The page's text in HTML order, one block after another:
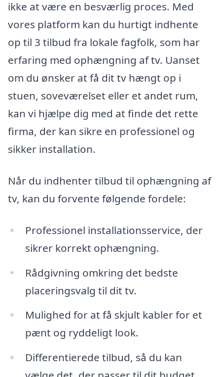
ikke at være en besværlig proces. Med
vores platform kan du hurtigt indhente
op til 3 tilbud fra lokale fagfolk, som har
erfaring med ophængning af tv. Uanset
om du ønsker at få dit tv hængt op i
stuen, soveværelset eller et andet rum,
kan vi hjælpe dig med at finde det rette
firma, der kan sikre en professionel og
sikker installation.
Når du indhenter tilbud til ophængning af
tv, kan du forvente følgende fordele:
Professionel installationsservice, der
sikrer korrekt ophængning.
Rådgivning omkring det bedste
placeringsvalg til dit tv.
Mulighed for at få skjult kabler for et
pænt og ryddeligt look.
Differentierede tilbud, så du kan